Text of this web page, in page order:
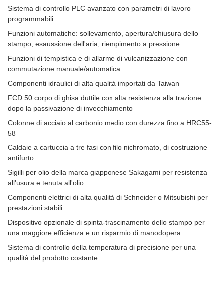
Sistema di controllo PLC avanzato con parametri di lavoro
programmabili
Funzioni automatiche: sollevamento, apertura/chiusura dello
stampo, esaussione dell'aria, riempimento a pressione
Funzioni di tempistica e di allarme di vulcanizzazione con
commutazione manuale/automatica
Componenti idraulici di alta qualità importati da Taiwan
FCD 50 corpo di ghisa duttile con alta resistenza alla trazione
dopo la passivazione di invecchiamento
Colonne di acciaio al carbonio medio con durezza fino a HRC55-
58
Caldaie a cartuccia a tre fasi con filo nichromato, di costruzione
antifurto
Sigilli per olio della marca giapponese Sakagami per resistenza
all'usura e tenuta all'olio
Componenti elettrici di alta qualità di Schneider o Mitsubishi per
prestazioni stabili
Dispositivo opzionale di spinta-trascinamento dello stampo per
una maggiore efficienza e un risparmio di manodopera
Sistema di controllo della temperatura di precisione per una
qualità del prodotto costante